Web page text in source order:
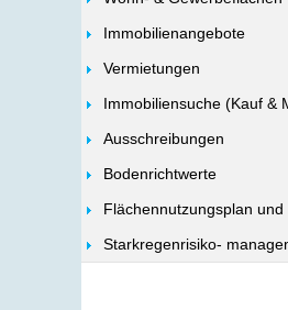
Immobilienangebote
Vermietungen
Immobiliensuche (Kauf &
Ausschreibungen
Bodenrichtwerte
Flächennutzungsplan
Starkregenrisiko-